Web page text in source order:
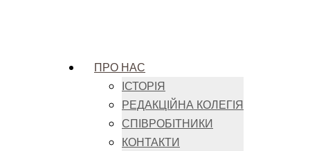
ПРО НАС
ІСТОРІЯ
РЕДАКЦІЙНА КОЛЕГІЯ
СПІВРОБІТНИКИ
КОНТАКТИ